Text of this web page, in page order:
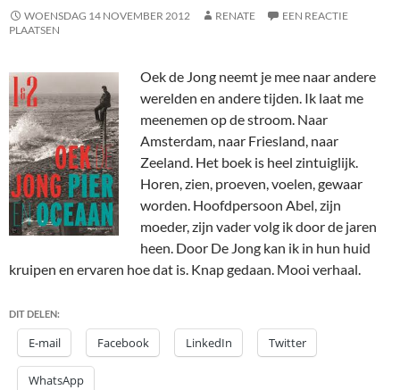
WOENSDAG 14 NOVEMBER 2012 RENATE
EEN REACTIE
PLAATSEN
Oek de Jong neemt je mee naar andere
werelden en andere tijden. Ik laat me
meenemen op de stroom. Naar
Amsterdam, naar Friesland, naar
Zeeland. Het boek is heel zintuiglijk.
Horen, zien, proeven, voelen, gewaar
worden. Hoofdpersoon Abel, zijn
moeder, zijn vader volg ik door de jaren
heen. Door De Jong kan ik in hun huid
kruipen en ervaren hoe dat is. Knap gedaan. Mooi verhaal.
DIT DELEN:
E-mail Facebook LinkedIn Twitter
WhatsApp